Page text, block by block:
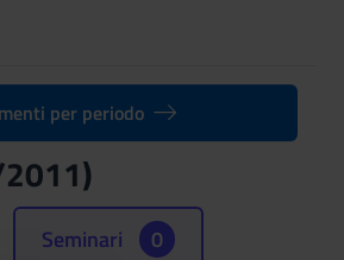
per periodo
Seminari 0